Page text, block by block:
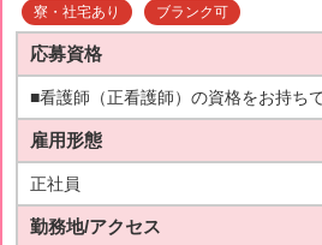
寮・社宅あり ブランク可
応募資格
■看護師（正看護師）の資格をお持ち
雇用形態
正社員
勤務地/アクセス